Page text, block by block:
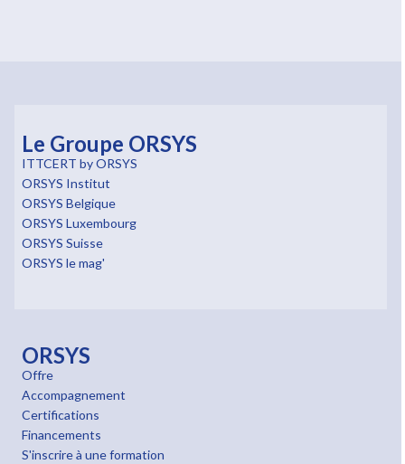
Le Groupe ORSYS
ITTCERT by ORSYS
ORSYS Institut
ORSYS Belgique
ORSYS Luxembourg
ORSYS Suisse
ORSYS le mag'
ORSYS
Offre
Accompagnement
Certifications
Financements
S'inscrire à une formation